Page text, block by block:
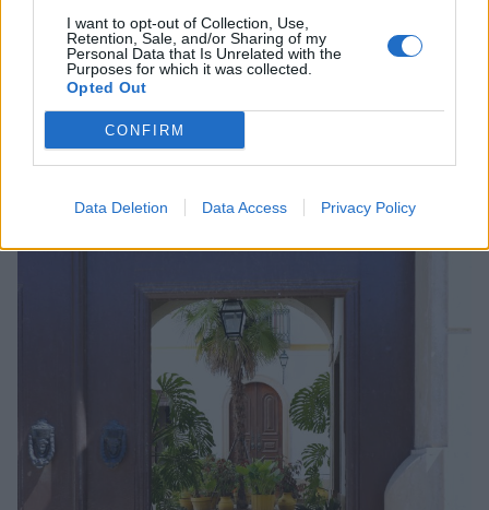
I want to opt-out of Collection, Use,
Retention, Sale, and/or Sharing of my
Personal Data that Is Unrelated with the
Purposes for which it was collected.
Opted Out
CONFIRM
Data Deletion Data Access Privacy Policy